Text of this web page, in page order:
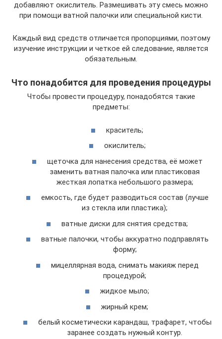
добавляют окислитель. Размешивать эту смесь можно
при помощи ватной палочки или специальной кисти.
Каждый вид средств отличается пропорциями, поэтому
изучение инструкции и четкое ей следование, является
обязательным.
Что понадобится для проведения процедуры
Чтобы провести процедуру, понадобятся такие
предметы:
краситель;
окислитель;
щеточка для нанесения средства, её может
заменить ватная палочка или пластиковая
жесткая лопатка небольшого размера;
емкость, где будет разводиться состав (лучше
из стекла или пластика);
ватные диски для снятия средства;
ватные палочки, чтобы аккуратно подправлять
форму;
мицеллярная вода, снимать макияж перед
процедурой;
жидкое мыло;
жирный крем;
белый косметически карандаш, трафарет, чтобы
заранее создать нужный контур.